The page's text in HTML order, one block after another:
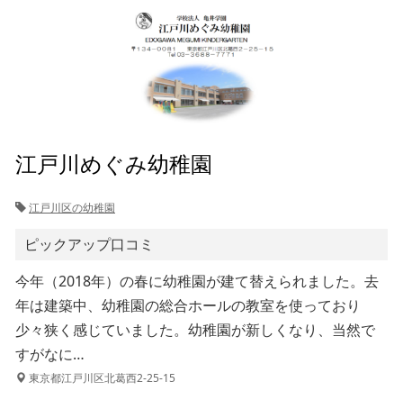
江戸川めぐみ幼稚園
江戸川区の幼稚園
ピックアップ口コミ
今年（2018年）の春に幼稚園が建て替えられました。去
年は建築中、幼稚園の総合ホールの教室を使っており
少々狭く感じていました。幼稚園が新しくなり、当然で
すがなに…
東京都江戸川区北葛西2-25-15